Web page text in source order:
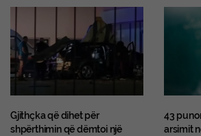
Gjithçka që dihet për
shpërthimin që dëmtoi një
43
arsimit